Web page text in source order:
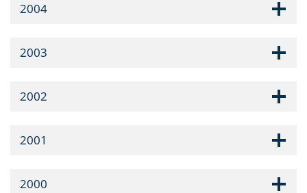
2004
2003
2002
2001
2000